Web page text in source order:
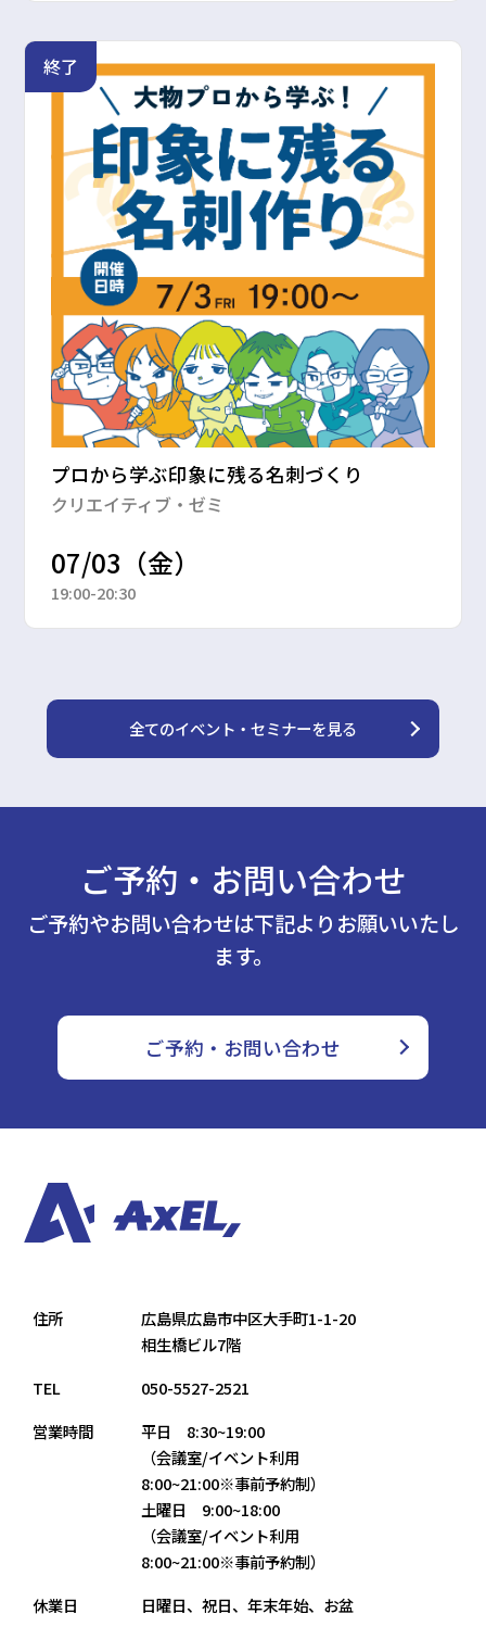
終了
プロから学ぶ印象に残る名刺づくり
クリエイティブ・ゼミ
07/03（金）
19:00-20:30
全てのイベント・セミナーを見る
ご予約・お問い合わせ
ご予約やお問い合わせは下記よりお願いいたし
ます。
ご予約・お問い合わせ
住所
広島県広島市中区大手町1-1-20
相生橋ビル7階
TEL
050-5527-2521
営業時間
平日 8:30~19:00
（会議室/イベント利用
8:00~21:00※事前予約制）
土曜日 9:00~18:00
（会議室/イベント利用
8:00~21:00※事前予約制）
休業日
日曜日、祝日、年末年始、お盆